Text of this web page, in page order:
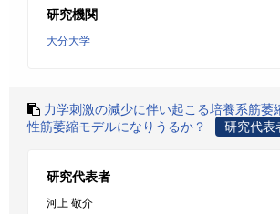
研究機関
大分大学
力学刺激の減少に伴い起こる培養系筋萎
性筋萎縮モデルになりうるか？
研究代表
研究代表者
河上 敬介